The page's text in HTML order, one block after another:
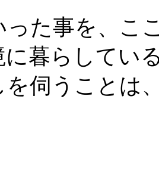
った事を、こ
に暮らしてい
を伺うことは